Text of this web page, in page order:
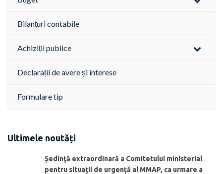
Bilanțuri contabile
Achiziții publice
Declarații de avere și interese
Formulare tip
Ultimele noutăți
Ședinţă extraordinară a Comitetului ministerial
pentru situaţii de urgenţă al MMAP, ca urmare a